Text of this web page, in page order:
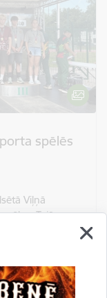
spēlēs
Viļņā
Tajās